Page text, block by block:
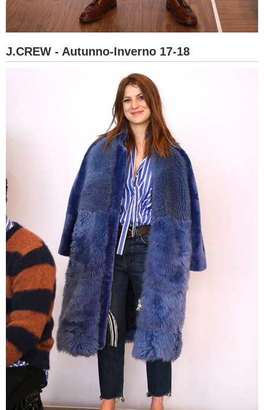
J.CREW - Autunno-Inverno 17-18